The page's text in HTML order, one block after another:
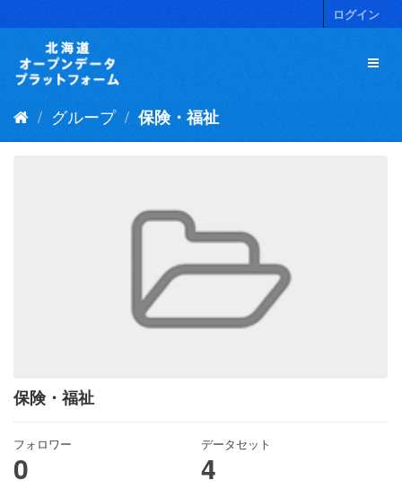
キ
ログイン
グループ 保険・福祉
保険・福祉
フォロワー
0
データセット
4